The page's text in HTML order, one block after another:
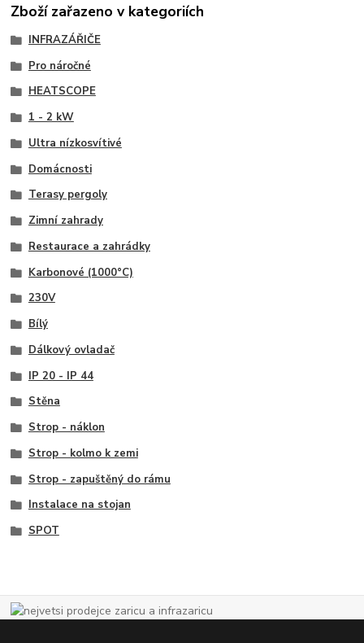
Zboží zařazeno v kategoriích
INFRAZÁŘIČE
Pro náročné
HEATSCOPE
1 - 2 kW
Ultra nízkosvítivé
Domácnosti
Terasy pergoly
Zimní zahrady
Restaurace a zahrádky
Karbonové (1000°C)
230V
Bílý
Dálkový ovladač
IP 20 - IP 44
Stěna
Strop - náklon
Strop - kolmo k zemi
Strop - zapuštěný do rámu
Instalace na stojan
SPOT